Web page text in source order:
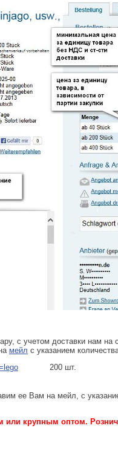
с учетом доставки нам на
мейл с указанием
200 шт.
ее Вам на мейл, с
или крупным оптом.